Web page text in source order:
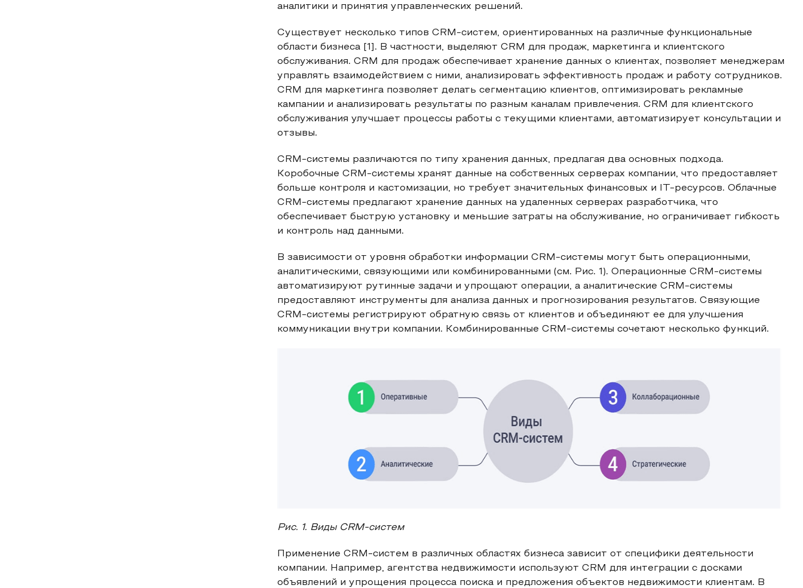
аналитики и принятия управленческих решений.
Существует несколько типов CRM-систем, ориентированных на различные функциональные
области бизнеса [1]. В частности, выделяют CRM для продаж, маркетинга и клиентского
обслуживания. CRM для продаж обеспечивает хранение данных о клиентах, позволяет менеджерам
управлять взаимодействием с ними, анализировать эффективность продаж и работу сотрудников.
CRM для маркетинга позволяет делать сегментацию клиентов, оптимизировать рекламные
кампании и анализировать результаты по разным каналам привлечения. CRM для клиентского
обслуживания улучшает процессы работы с текущими клиентами, автоматизирует консультации и
отзывы.
CRM-системы различаются по типу хранения данных, предлагая два основных подхода.
Коробочные CRM-системы хранят данные на собственных серверах компании, что предоставляет
больше контроля и кастомизации, но требует значительных финансовых и IT-ресурсов. Облачные
CRM-системы предлагают хранение данных на удаленных серверах разработчика, что
обеспечивает быструю установку и меньшие затраты на обслуживание, но ограничивает гибкость
и контроль над данными.
В зависимости от уровня обработки информации CRM-системы могут быть операционными,
аналитическими, связующими или комбинированными (см. Рис. 1). Операционные CRM-системы
автоматизируют рутинные задачи и упрощают операции, а аналитические CRM-системы
предоставляют инструменты для анализа данных и прогнозирования результатов. Связующие
CRM-системы регистрируют обратную связь от клиентов и объединяют ее для улучшения
коммуникации внутри компании. Комбинированные CRM-системы сочетают несколько функций.
Рис. 1. Виды CRM-систем
Применение CRM-систем в различных областях бизнеса зависит от специфики деятельности
компании. Например, агентства недвижимости используют CRM для интеграции с досками
объявлений и упрощения процесса поиска и предложения объектов недвижимости клиентам. В